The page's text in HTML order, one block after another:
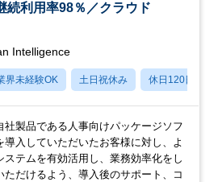
続利用率98％／クラウド
Intelligence
界未経験OK 土日祝休み 休日120日以上
社製品である人事向けパッケージソフ
導入していただいたお客様に対し、よ
ステムを有効活用し、業務効率化をし
ただけるよう、導入後のサポート、コ